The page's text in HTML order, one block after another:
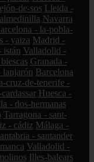
de-sos Lleida -
Navarra
- la-pobla-
- yaiza Madrid -
istán Valladolid -
Granada -
lanjarón Barcelona
cruz-de-tenerife -
Huesca -
- dos-hermanas
Tarragona - sant-
- cádiz Málaga -
- santander
Valladolid -
Illes-balears